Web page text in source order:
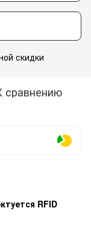
скидки
сравнению
RFID